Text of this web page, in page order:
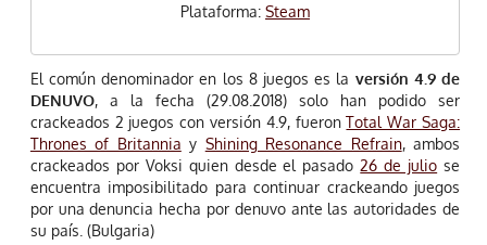
Plataforma: Steam
El común denominador en los 8 juegos es la versión 4.9 de
DENUVO, a la fecha (29.08.2018) solo han podido ser
crackeados 2 juegos con versión 4.9, fueronTotal War Saga:
Thrones of Britannia y Shining Resonance Refrain, ambos
crackeados por Voksi quien desde el pasado26 de julio se
encuentra imposibilitado para continuar crackeando juegos
por una denuncia hecha por denuvo ante las autoridades de
su país. (Bulgaria)